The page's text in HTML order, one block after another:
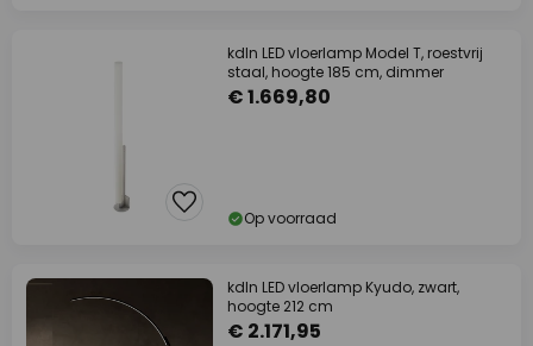
kdln LED vloerlamp Model T, roestvrij
staal, hoogte 185 cm, dimmer
€ 1.669,80
Op voorraad
kdln LED vloerlamp Kyudo, zwart,
hoogte 212 cm
€ 2.171,95